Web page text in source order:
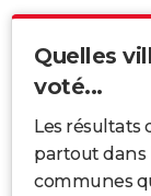
Quelles
voté...
Les résultats
partout dans
communes